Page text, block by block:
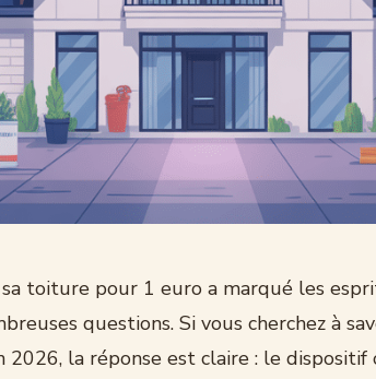
sa toiture pour 1 euro a marqué les
questions. Si vous cherchez à
2026, la réponse est claire : le